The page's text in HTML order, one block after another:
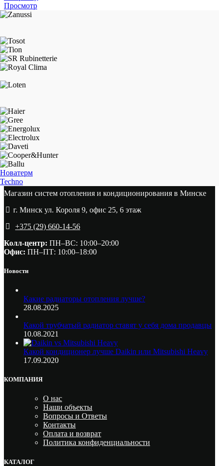
Просмотр
Новатерм
Techno
Магазин систем отопления и кондиционирования в Минске
г. Минск ул. Короля 9, офис 25, 6 этаж
+375 (29) 660-14-56
Колл-центр: ПН–ВС: 10:00–20:00​
Офис: ПН–ПТ: 10:00–18:00
Новости
Какие радиаторы отопления лучше?
28.08.2025
Какой трубчатый радиатор ставят у себя дома продавцы
10.08.2021
Какой кондиционер лучше Daikin или Mitsubishi Heavy
17.09.2020
КОМПАНИЯ
О нас
Наши объекты
Вопросы и Ответы
Контакты
Оплата и возврат
Политика конфиденциальности
КАТАЛОГ